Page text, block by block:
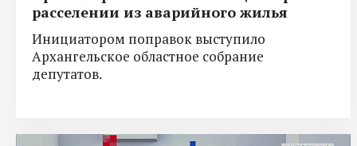
расселении из аварийного жилья
Инициатором поправок выступило
Архангельское областное собрание
депутатов.